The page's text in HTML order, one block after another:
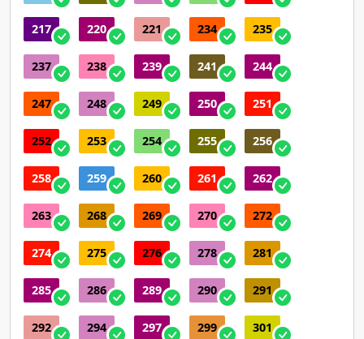
217 220 221 234 235
237 238 239 241 244
247 248 249 250 251
252 253 254 255 256
258 259 260 261 262
263 268 269 270 272
274 275 276 278 281
285 286 289 290 291
292 294 297 299 301